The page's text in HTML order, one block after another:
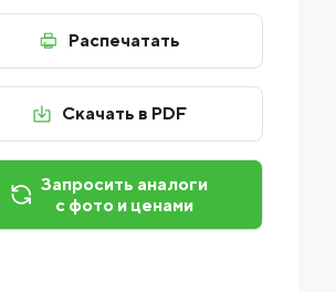
Распечатать
Скачать в PDF
Запросить аналоги
с фото и ценами